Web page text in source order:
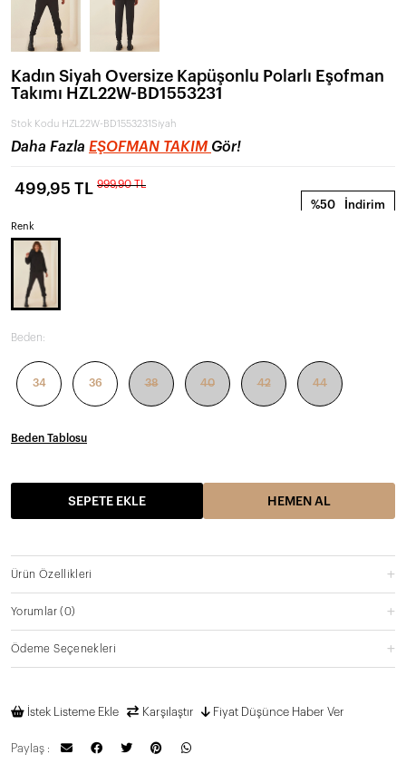
Kadın Siyah Oversize Kapüşonlu Polarlı Eşofman
Takımı HZL22W-BD1553231
Stok Kodu HZL22W-BD1553231Siyah
Daha Fazla EŞOFMAN TAKIM Gör!
%50 İndirim
499,95 TL 999,90 TL
Renk
Beden:
34 36 38 40 42 44
Beden Tablosu
SEPETE EKLE HEMEN AL
Ürün Özellikleri
Yorumlar(0)
Ödeme Seçenekleri
İstek Listeme Ekle Karşılaştır Fiyat Düşünce Haber Ver
Paylaş :